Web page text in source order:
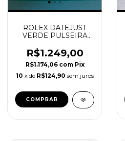
ROLEX DATEJUST
VERDE PULSEIRA
R$1.249,00
R$1.174,06 com Pix
10 x de R$124,90 sem juros
COMPRAR